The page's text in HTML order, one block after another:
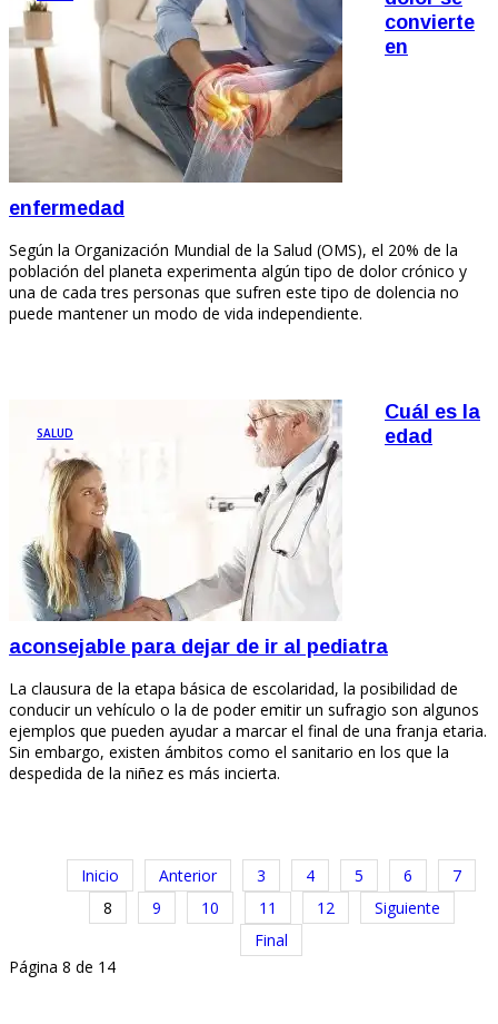
convierte
en
enfermedad
Según la Organización Mundial de la Salud (OMS), el 20% de la
población del planeta experimenta algún tipo de dolor crónico y
una de cada tres personas que sufren este tipo de dolencia no
puede mantener un modo de vida independiente.
SALUD
Cuál es la
edad
aconsejable para dejar de ir al pediatra
La clausura de la etapa básica de escolaridad, la posibilidad de
conducir un vehículo o la de poder emitir un sufragio son algunos
ejemplos que pueden ayudar a marcar el final de una franja etaria.
Sin embargo, existen ámbitos como el sanitario en los que la
despedida de la niñez es más incierta.
Inicio Anterior 3 4 5 6
7
8
9 10 11 12
Siguiente
Final
Página 8 de 14